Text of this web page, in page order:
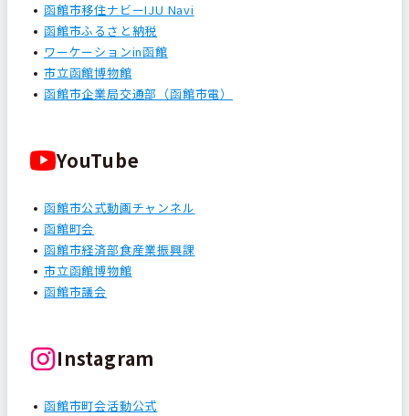
函館市移住ナビーIJU Navi
函館市ふるさと納税
ワーケーションin函館
市立函館博物館
函館市企業局交通部（函館市電）
YouTube
函館市公式動画チャンネル
函館町会
函館市経済部食産業振興課
市立函館博物館
函館市議会
Instagram
函館市町会活動公式